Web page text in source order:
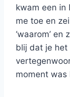
kwam een ​​in
me toe en
‘waarom’
blij dat je het
moment was